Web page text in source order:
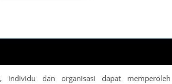
individu dan organisasi dapat